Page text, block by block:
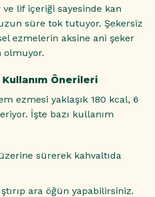
ve lif içeriği sayesinde kan
süre tok tutuyor. Şekersiz
ezmelerin aksine ani şeker
olmuyor.
Önerileri
ezmesi yaklaşık 180 kcal, 6
İşte bazı kullanım
sürerek kahvaltıda
ara öğün yapabilirsiniz.